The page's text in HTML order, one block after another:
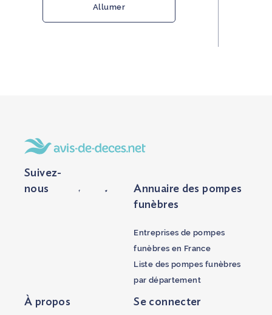
Allumer
Suivez-
nous
Annuaire des pompes
funèbres
Entreprises de pompes
funèbres en France
Liste des pompes funèbres
par département
À propos Se connecter